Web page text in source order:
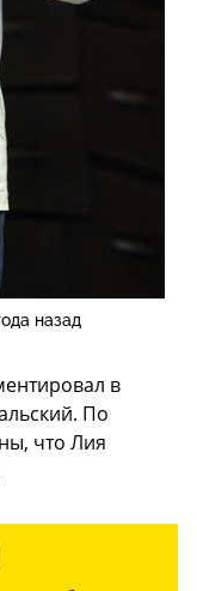
назад
в
По
что Лия